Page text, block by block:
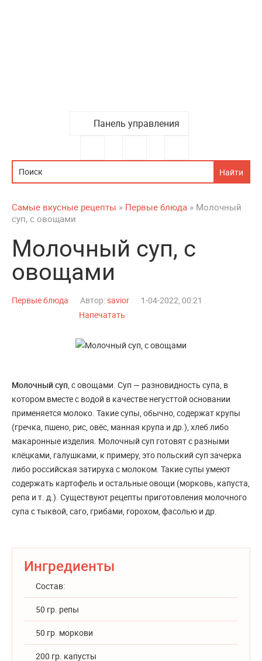
Панель управления
Самые вкусные рецепты » Первые блюда » Молочный
суп, с овощами
Молочный суп, с
овощами
Первые блюда Автор:savior
1-04-2022, 00:21
Напечатать
Молочный суп, с овощами. Суп — разновидность супа, в
котором вместе с водой в качестве негусттой основании
применяется молоко. Такие супы, обычно, содержат крупы
(гречка, пшено, рис, овёс, манная крупа и др.), хлеб либо
макаронные изделия. Молочный суп готовят с разными
клёцками, галушками, к примеру, это польский суп зачерка
либо российская затируха с молоком. Такие супы умеют
содержать картофель и остальные овощи (морковь, капуста,
репа и т. д.). Существуют рецепты приготовления молочного
супа с тыквой, саго, грибами, горохом, фасолью и др.
Ингредиенты
Состав:
50 гр. репы
50 гр. моркови
200 гр. капусты